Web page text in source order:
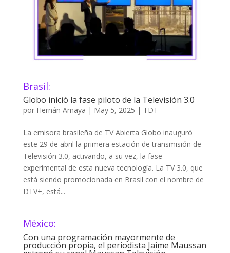
Brasil:
Globo inició la fase piloto de la Televisión 3.0
por Hernán Amaya | May 5, 2025 | TDT
La emisora brasileña de TV Abierta Globo inauguró
este 29 de abril la primera estación de transmisión de
Televisión 3.0, activando, a su vez, la fase
experimental de esta nueva tecnología. La TV 3.0, que
está siendo promocionada en Brasil con el nombre de
DTV+, está...
México:
Con una programación mayormente de
producción propia, el periodista Jaime Maussan